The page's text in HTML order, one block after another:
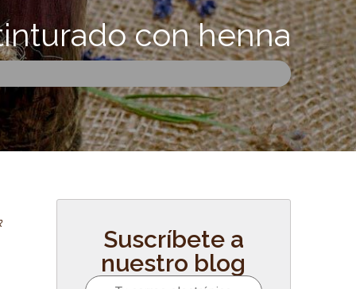
con henna
Suscríbete a
nuestro blog